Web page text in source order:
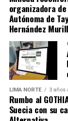
organizadora
Autónoma de
Hernández
LIMA NORTE 3 años
Rumbo al
Suecia con su